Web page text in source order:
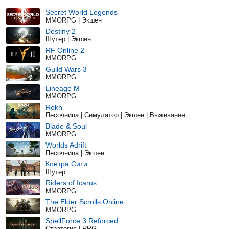
Secret World Legends
MMORPG | Экшен
Destiny 2
Шутер | Экшен
RF Online 2
MMORPG
Guild Wars 3
MMORPG
Lineage M
MMORPG
Rokh
Песочница | Симулятор | Экшен | Выживание
Blade & Soul
MMORPG
Worlds Adrift
Песочница | Экшен
Контра Сити
Шутер
Riders of Icarus
MMORPG
The Elder Scrolls Online
MMORPG
SpellForce 3 Reforced